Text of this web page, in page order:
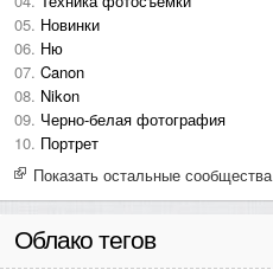
Новинки
Ню
Canon
Nikon
Черно-белая фотография
Портрет
Показать остальные сообщества
Облако тегов